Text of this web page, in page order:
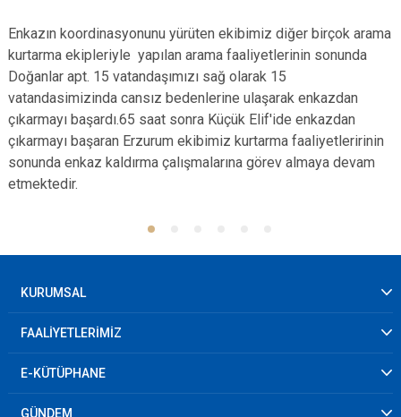
Enkazın koordinasyonunu yürüten ekibimiz diğer birçok arama
kurtarma ekipleriyle yapılan arama faaliyetlerinin sonunda
Doğanlar apt. 15 vatandaşımızı sağ olarak 15
vatandasimizinda cansız bedenlerine ulaşarak enkazdan
çıkarmayı başardı.65 saat sonra Küçük Elif'ide enkazdan
çıkarmayı başaran Erzurum ekibimiz kurtarma faaliyetleririnin
sonunda enkaz kaldırma çalışmalarına görev almaya devam
etmektedir.
KURUMSAL
FAALİYETLERİMİZ
E-KÜTÜPHANE
GÜNDEM